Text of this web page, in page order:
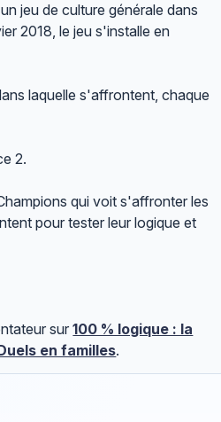
jeu de culture générale dans
2018, le jeu s'installe en
laquelle s'affrontent, chaque
2.
qui voit s'affronter les
pour tester leur logique et
sur100 % logique : la
en familles.